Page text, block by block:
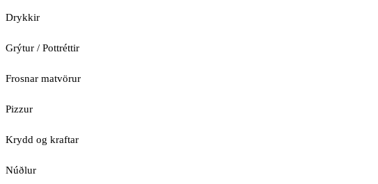
Drykkir
Grýtur / Pottréttir
Frosnar matvörur
Pizzur
Krydd og kraftar
Núðlur